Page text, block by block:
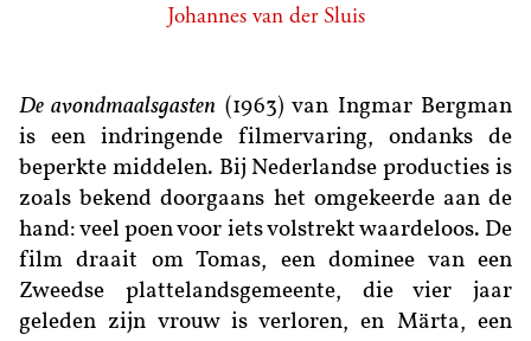
Johannes van der Sluis
De avondmaalsgasten (1963) van Ingmar Bergman
is een indringende filmervaring, ondanks de
beperkte middelen. Bij Nederlandse producties is
zoals bekend doorgaans het omgekeerde aan de
hand: veel poen voor iets volstrekt waardeloos. De
film draait om Tomas, een dominee van een
Zweedse plattelandsgemeente, die vier jaar
geleden zijn vrouw is verloren, en Märta, een